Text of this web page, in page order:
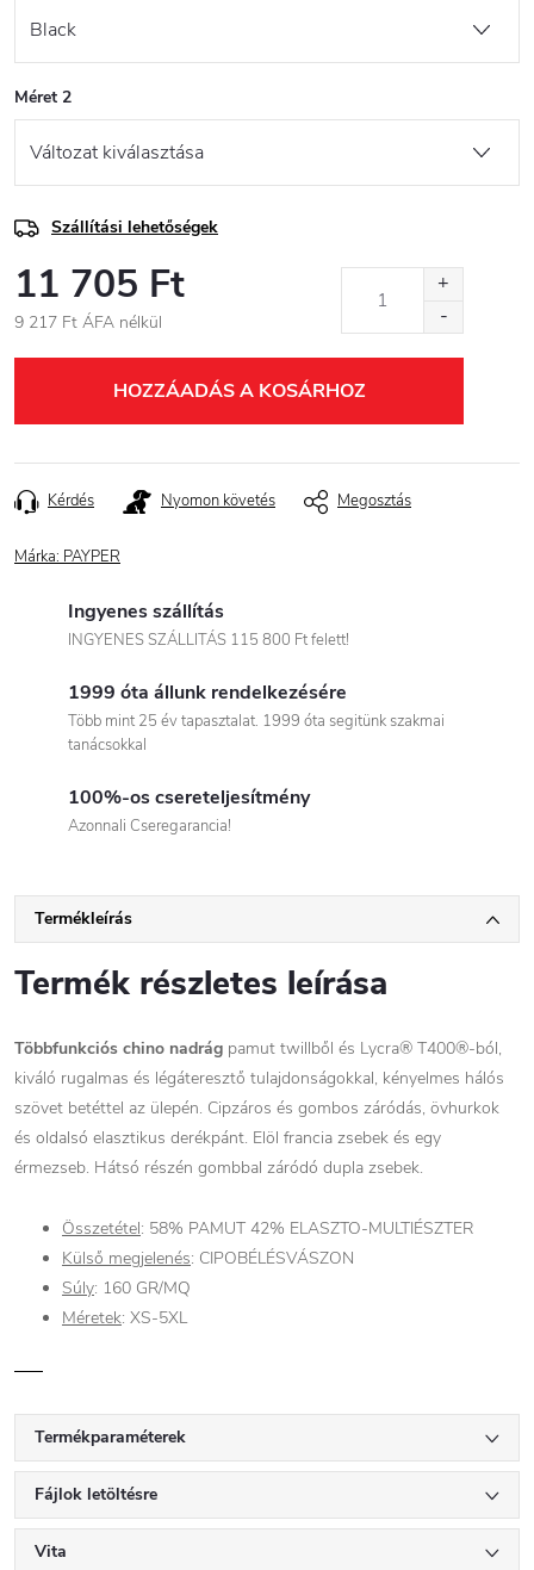
Méret 2
Szállítási lehetőségek
11 705 Ft
9 217 Ft ÁFA nélkül
HOZZÁADÁS A KOSÁRHOZ
Kérdés Nyomon követés Megosztás
Márka: PAYPER
Ingyenes szállítás
INGYENES SZÁLLITÁS 115 800 Ft felett!
1999 óta állunk rendelkezésére
Több mint 25 év tapasztalat. 1999 óta segitünk szakmai
tanácsokkal
100%-os csereteljesítmény
Azonnali Cseregarancia!
Termékleírás
Termék részletes leírása
Többfunkciós chino nadrág pamut twillből és Lycra® T400®-ból,
kiváló rugalmas és légáteresztő tulajdonságokkal, kényelmes hálós
szövet betéttel az ülepén. Cipzáros és gombos záródás, övhurkok
és oldalsó elasztikus derékpánt. Elöl francia zsebek és egy
érmezseb. Hátsó részén gombbal záródó dupla zsebek.
Összetétel: 58% PAMUT 42% ELASZTO-MULTIÉSZTER
Külső megjelenés: CIPOBÉLÉSVÁSZON
Súly: 160 GR/MQ
Méretek: XS-5XL
Termékparaméterek
Fájlok letöltésre
Vita